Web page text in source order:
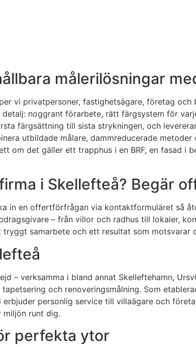
målerilösningar
vi privatpersoner, fastighetsägare, företag
noggrant förarbete, rätt färgsystem för
färgsättning till sista strykningen, och
utbildade målare, dammreducerade
om det gäller ett trapphus i en BRF, en fasad
i Skellefteå? Begär
in en offertförfrågan via kontaktformuläret så
– från villor och radhus till lokaler,
samarbete och ett resultat som motsvarar
– verksamma i bland annat Skelleftehamn,
tapetsering och renoveringsmålning. Som
personlig service till villaägare och
miljön runt dig.
perfekta ytor